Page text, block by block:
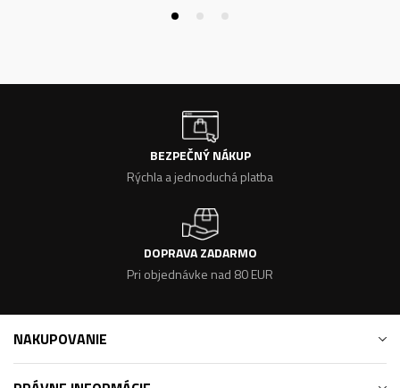
BEZPEČNÝ NÁKUP
Rýchla a jednoduchá platba
DOPRAVA ZADARMO
Pri objednávke nad 80 EUR
NAKUPOVANIE